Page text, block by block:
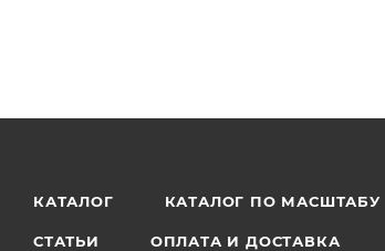
КАТАЛОГ КАТАЛОГ ПО МАСШТАБУ
СТАТЬИ ОПЛАТА И ДОСТАВКА